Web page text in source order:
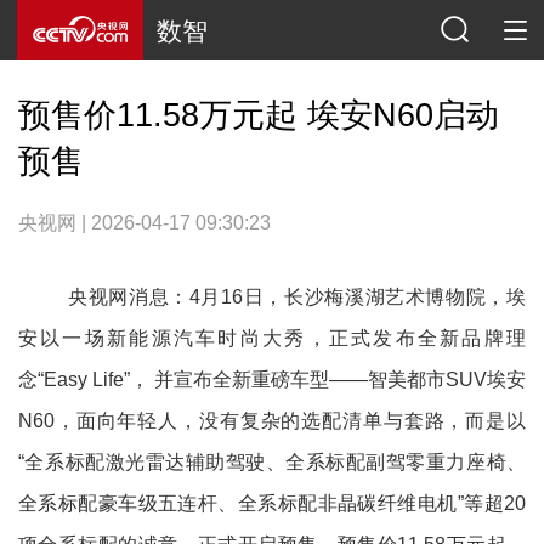
数智
预售价11.58万元起 埃安N60启动
预售
央视网 | 2026-04-17 09:30:23
央视网消息：4月16日，长沙梅溪湖艺术博物院，埃
安以一场新能源汽车时尚大秀，正式发布全新品牌理
念“Easy Life”， 并宣布全新重磅车型——智美都市SUV埃安
N60，面向年轻人，没有复杂的选配清单与套路，而是以
“全系标配激光雷达辅助驾驶、全系标配副驾零重力座椅、
全系标配豪车级五连杆、全系标配非晶碳纤维电机”等超20